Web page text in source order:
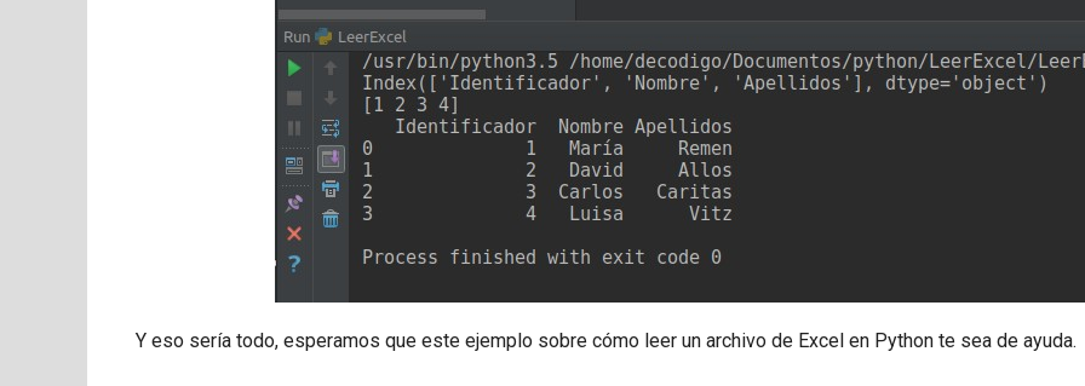
Y eso sería todo, esperamos que este ejemplo sobre cómo leer un archivo de Excel en Python te sea de ayuda.